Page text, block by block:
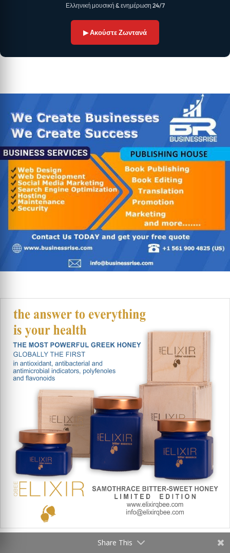
Ελληνική μουσική & ενημέρωση 24/7
▶ Ακούστε Ζωντανά
Share This